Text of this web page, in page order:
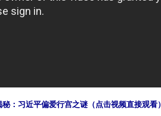
秘：习近平偏爱行宫之谜（点击视频直接观看）